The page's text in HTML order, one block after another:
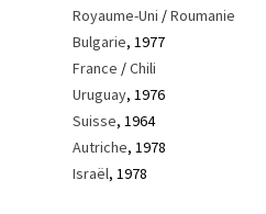
Royaume-Uni /Roumanie
Bulgarie, 1977
France /Chili
Uruguay, 1976
Suisse, 1964
Autriche, 1978
Israël, 1978